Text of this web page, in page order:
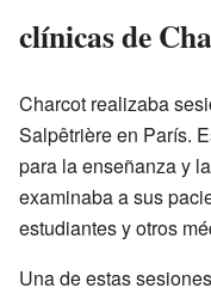
clínicas de
Charcot realizaba
Salpêtrière en París.
para la enseñanza y
examinaba a sus
estudiantes y otros
Una de estas